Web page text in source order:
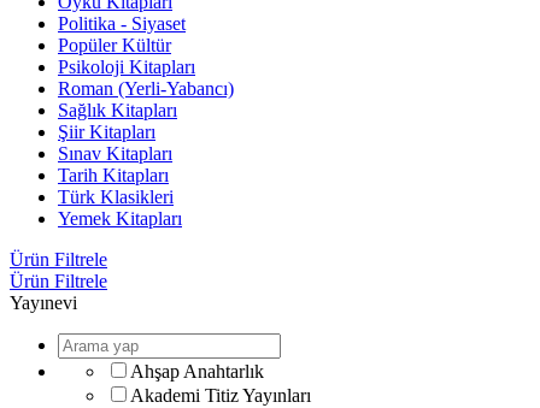
Politika - Siyaset
Popüler Kültür
Psikoloji Kitapları
Roman (Yerli-Yabancı)
Sağlık Kitapları
Şiir Kitapları
Sınav Kitapları
Tarih Kitapları
Türk Klasikleri
Yemek Kitapları
Ürün Filtrele
Ürün Filtrele
Yayınevi
Ahşap Anahtarlık
Akademi Titiz Yayınları